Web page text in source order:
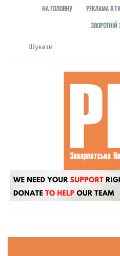
НА ГОЛОВНУ РЕКЛАМА В
ЗВОРОТНІЙ